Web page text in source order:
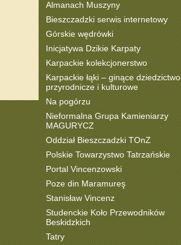
Almanach Muszyny
Bieszczadzki serwis internetowy
Górskie wędrówki
Inicjatywa Dzikie Karpaty
Karpackie kolekcjonerstwo
Karpackie łąki – ginące dziedzictwo
przyrodnicze i kulturowe
Na pogórzu
Nieformalna Grupa Kamieniarzy
MAGURYCZ
Oddział Bieszczadzki TOnZ
Polskie Towarzystwo Tatrzańskie
Portal Vincenzowski
Poze din Maramureş
Stanisław Vincenz
Studenckie Koło Przewodników
Beskidzkich
Tatry